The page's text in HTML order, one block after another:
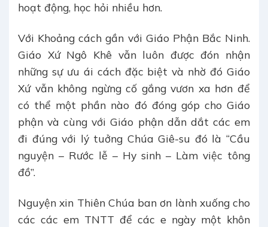
hoạt động, học hỏi nhiều hơn.
Với Khoảng cách gần với Giáo Phận Bắc Ninh.
Giáo Xứ Ngô Khê vẫn luôn được đón nhận
những sự ưu ái cách đặc biệt và nhờ đó Giáo
Xứ vẫn không ngừng cố gắng vươn xa hơn để
có thể một phần nào đó đóng góp cho Giáo
phận và cùng với Giáo phận dẫn dắt các em
đi đúng với lý tuởng Chúa Giê-su đó là “Cầu
nguyện – Rước lễ – Hy sinh – Làm việc tông
đồ”.
Nguyện xin Thiên Chúa ban ơn lành xuống cho
các các em TNTT để các e ngày một khôn